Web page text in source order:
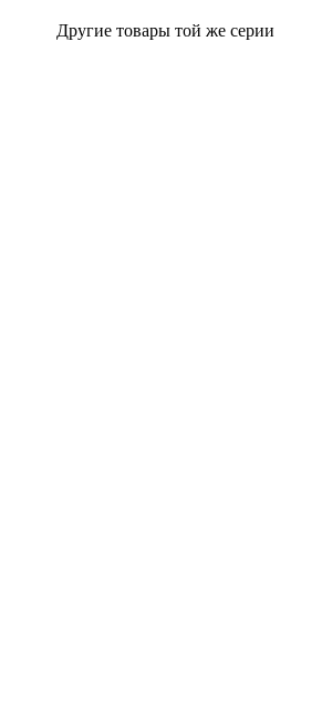
Другие товары той же серии